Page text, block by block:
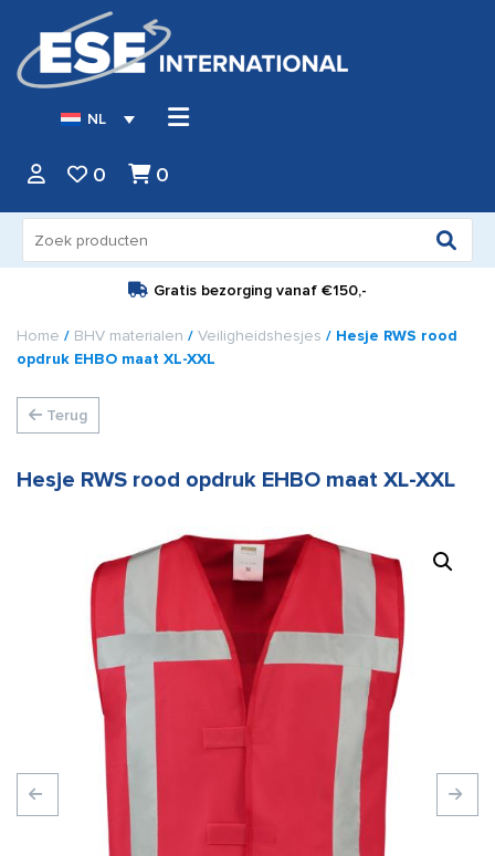
NL
0 0
naar:
Gratis bezorging vanaf €150,-
Home / BHV materialen / Veiligheidshesjes / Hesje RWS rood
opdruk EHBO maat XL-XXL
Terug
Hesje RWS rood opdruk EHBO maat XL-XXL